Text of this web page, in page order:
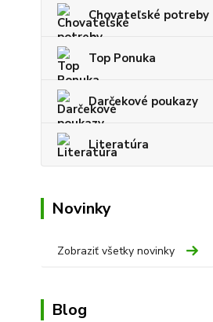
Chovateľské potreby
Top Ponuka
Darčekové poukazy
Literatúra
Novinky
Zobraziť všetky novinky
Blog